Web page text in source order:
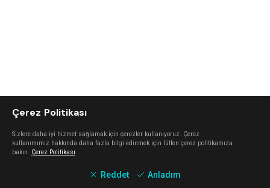
Çerez Politikası
Sizlere daha iyi hizmet sağlamak için çerezler kullanıyoruz. Çerez
kullanımımız hakkında daha fazla bilgi edinmek için lütfen çerez politikamıza
bakın. Çerez Politikası
Reddet Anladım